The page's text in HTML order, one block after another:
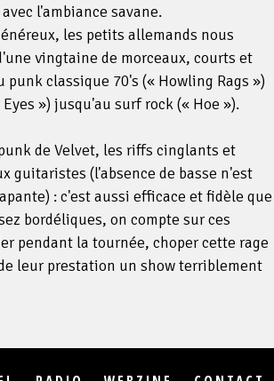
l'ambiance savane.
les petits allemands nous
vingtaine de morceaux, courts et
classique 70's (« Howling Rags »)
») jusqu'au surf rock (« Hoe »).
de Velvet, les riffs cinglants et
guitaristes (l'absence de basse n'est
: c'est aussi efficace et fidèle que
bordéliques, on compte sur ces
pendant la tournée, choper cette rage
leur prestation un show terriblement